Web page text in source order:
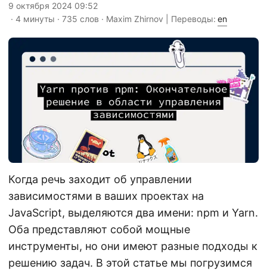
9 октября 2024 09:52
· 4 минуты · 735 слов · Maxim Zhirnov | Переводы: en
Когда речь заходит об управлении
зависимостями в ваших проектах на
JavaScript, выделяются два имени: npm и Yarn.
Оба представляют собой мощные
инструменты, но они имеют разные подходы к
решению задач. В этой статье мы погрузимся